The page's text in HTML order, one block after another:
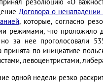
резолюцию «О
Договора о
, которые, согласно
режимами, что проложило
за нее проголосовали
по инициативе
левоцентристами,
одной недели резко